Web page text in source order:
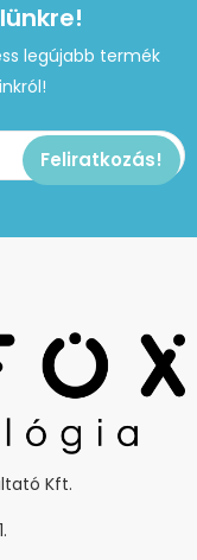
legújabb termék
Kft.